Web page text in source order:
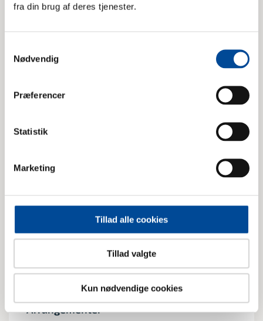
fra din brug af deres tjenester.
Nødvendig
Præferencer
Statistik
Marketing
Tillad alle cookies
Tillad valgte
Kun nødvendige cookies
Se hvilke aktuelle udstillinger, som du kan opleve
Arrangementer